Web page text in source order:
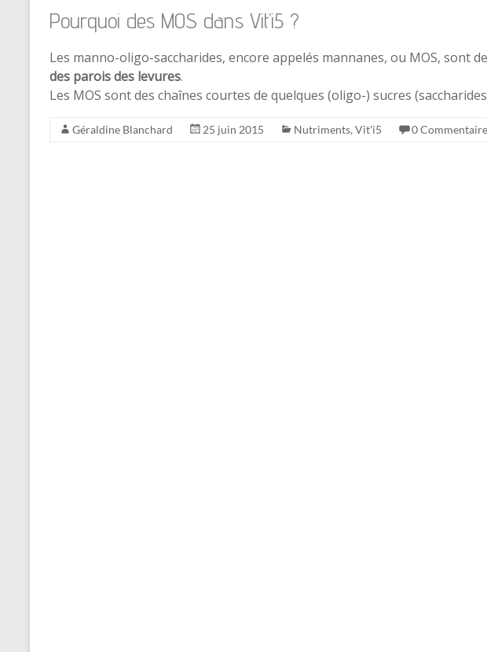
Pourquoi des MOS dans Vit’i5 ?
Les manno-oligo-saccharides, encore appelés mannanes, ou MOS, sont
des parois des levures.
Les MOS sont des chaînes courtes de quelques (oligo-) sucres
Géraldine Blanchard 25 juin 2015 Nutriments, Vit'i5 0